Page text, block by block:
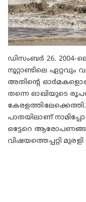
ഡിസംബര്‍ 26.
നൂറ്റാണ്ടിലെ ഏറ്റവും
അതിന്റെ
തന്നെ ഓഖിയുടെ
പാതയിലാണ്
ഒട്ടേറെ
വിഷയത്തെപ്പറ്റി